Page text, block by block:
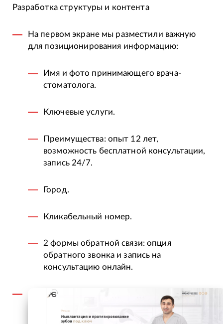
Разработка структуры и контента
На первом экране мы разместили важную
для позиционирования информацию:
Имя и фото принимающего врача-
стоматолога.
Ключевые услуги.
Преимущества: опыт 12 лет,
возможность бесплатной консультации,
запись 24/7.
Город.
Кликабельный номер.
2 формы обратной связи: опция
обратного звонка и запись на
консультацию онлайн.